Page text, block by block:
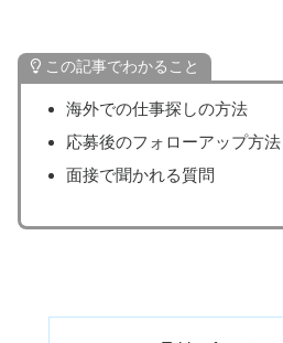
この記事でわかること
海外での仕事探しの方法
応募後のフォローアップ方法
面接で聞かれる質問